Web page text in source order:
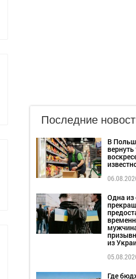
Последние
В
Одна из
из
Где